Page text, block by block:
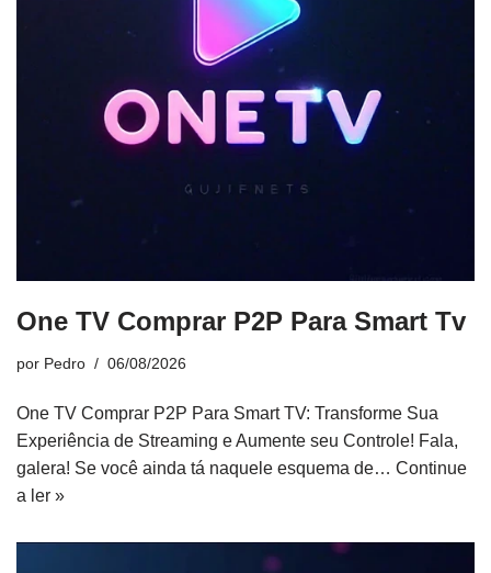
One TV Comprar P2P Para Smart Tv
por Pedro 06/08/2026
One TV Comprar P2P Para Smart TV: Transforme Sua
Experiência de Streaming e Aumente seu Controle! Fala,
galera! Se você ainda tá naquele esquema de… Continue
a ler »